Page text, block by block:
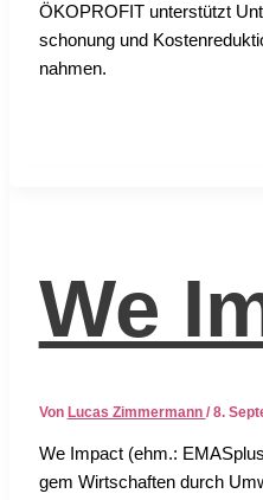
ÖKOPROFIT unter­stützt
scho­nung und
nah­men.
We
Von Lucas Zimmermann / 8.
We Impact (ehm.:
gem Wirt­schaf­ten durch